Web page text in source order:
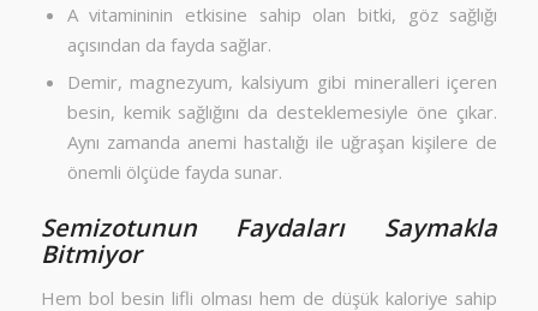
A vitamininin etkisine sahip olan bitki, göz sağlığı
açısından da fayda sağlar.
Demir, magnezyum, kalsiyum gibi mineralleri içeren
besin, kemik sağlığını da desteklemesiyle öne çıkar.
Aynı zamanda anemi hastalığı ile uğraşan kişilere de
önemli ölçüde fayda sunar.
Semizotunun Faydaları Saymakla
Bitmiyor
Hem bol besin lifli olması hem de düşük kaloriye sahip